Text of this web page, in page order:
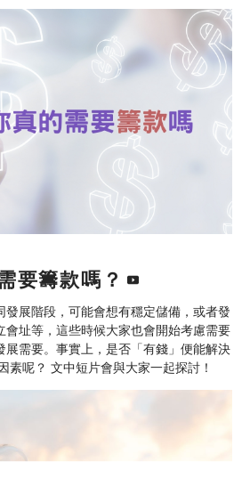
要籌款嗎？
發展階段，可能會想有穩定儲備，或者發
會址等，這些時候大家也會開始考慮需要
展需要。事實上，是否「有錢」便能解決
素呢？ 文中短片會與大家一起探討！